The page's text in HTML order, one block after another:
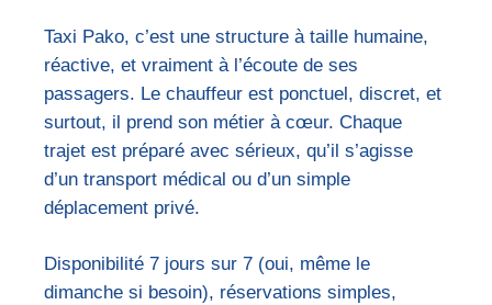
Taxi Pako, c’est une structure à taille humaine,
réactive, et vraiment à l’écoute de ses
passagers. Le chauffeur est ponctuel, discret, et
surtout, il prend son métier à cœur. Chaque
trajet est préparé avec sérieux, qu’il s’agisse
d’un transport médical ou d’un simple
déplacement privé.
Disponibilité 7 jours sur 7 (oui, même le
dimanche si besoin), réservations simples,